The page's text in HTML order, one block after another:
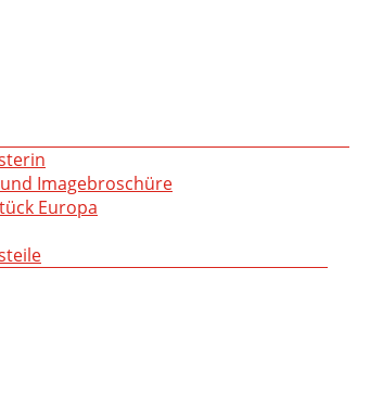
Imagebroschüre
Europa